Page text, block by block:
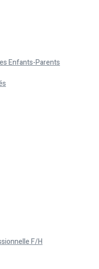
Enfants-Parents
F/H